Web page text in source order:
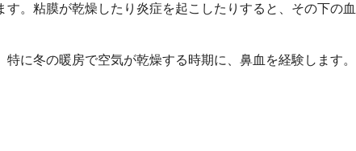
。粘膜が乾燥したり炎症を起こしたりすると、その下の血
に冬の暖房で空気が乾燥する時期に、鼻血を経験します。